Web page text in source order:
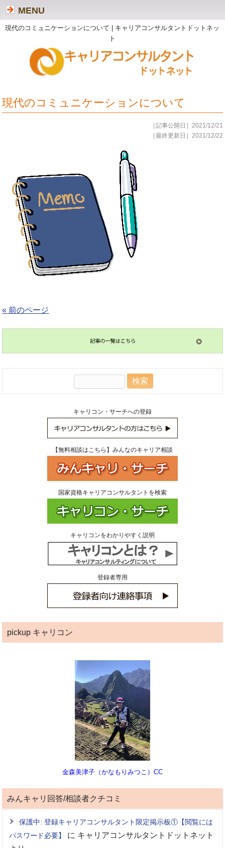
現代のコミュニケーションについて | キャリアコンサルタントドットネッ
ト
MENU
現代のコミュニケーションについて
［記事公開日］2021/12/21
［最終更新日］2021/12/22
« 前のページ
キャリコン・サーチへの登録
【無料相談はこちら】みんなのキャリア相談
国家資格キャリアコンサルタントを検索
キャリコンをわかりやすく説明
登録者専用
pickup キャリコン
金森美津子（かなもりみつこ）CC
みんキャリ回答/相談者クチコミ
保護中: 登録キャリアコンサルタント限定掲示板①【閲覧には
パスワード必要】
に キャリアコンサルタントドットネット